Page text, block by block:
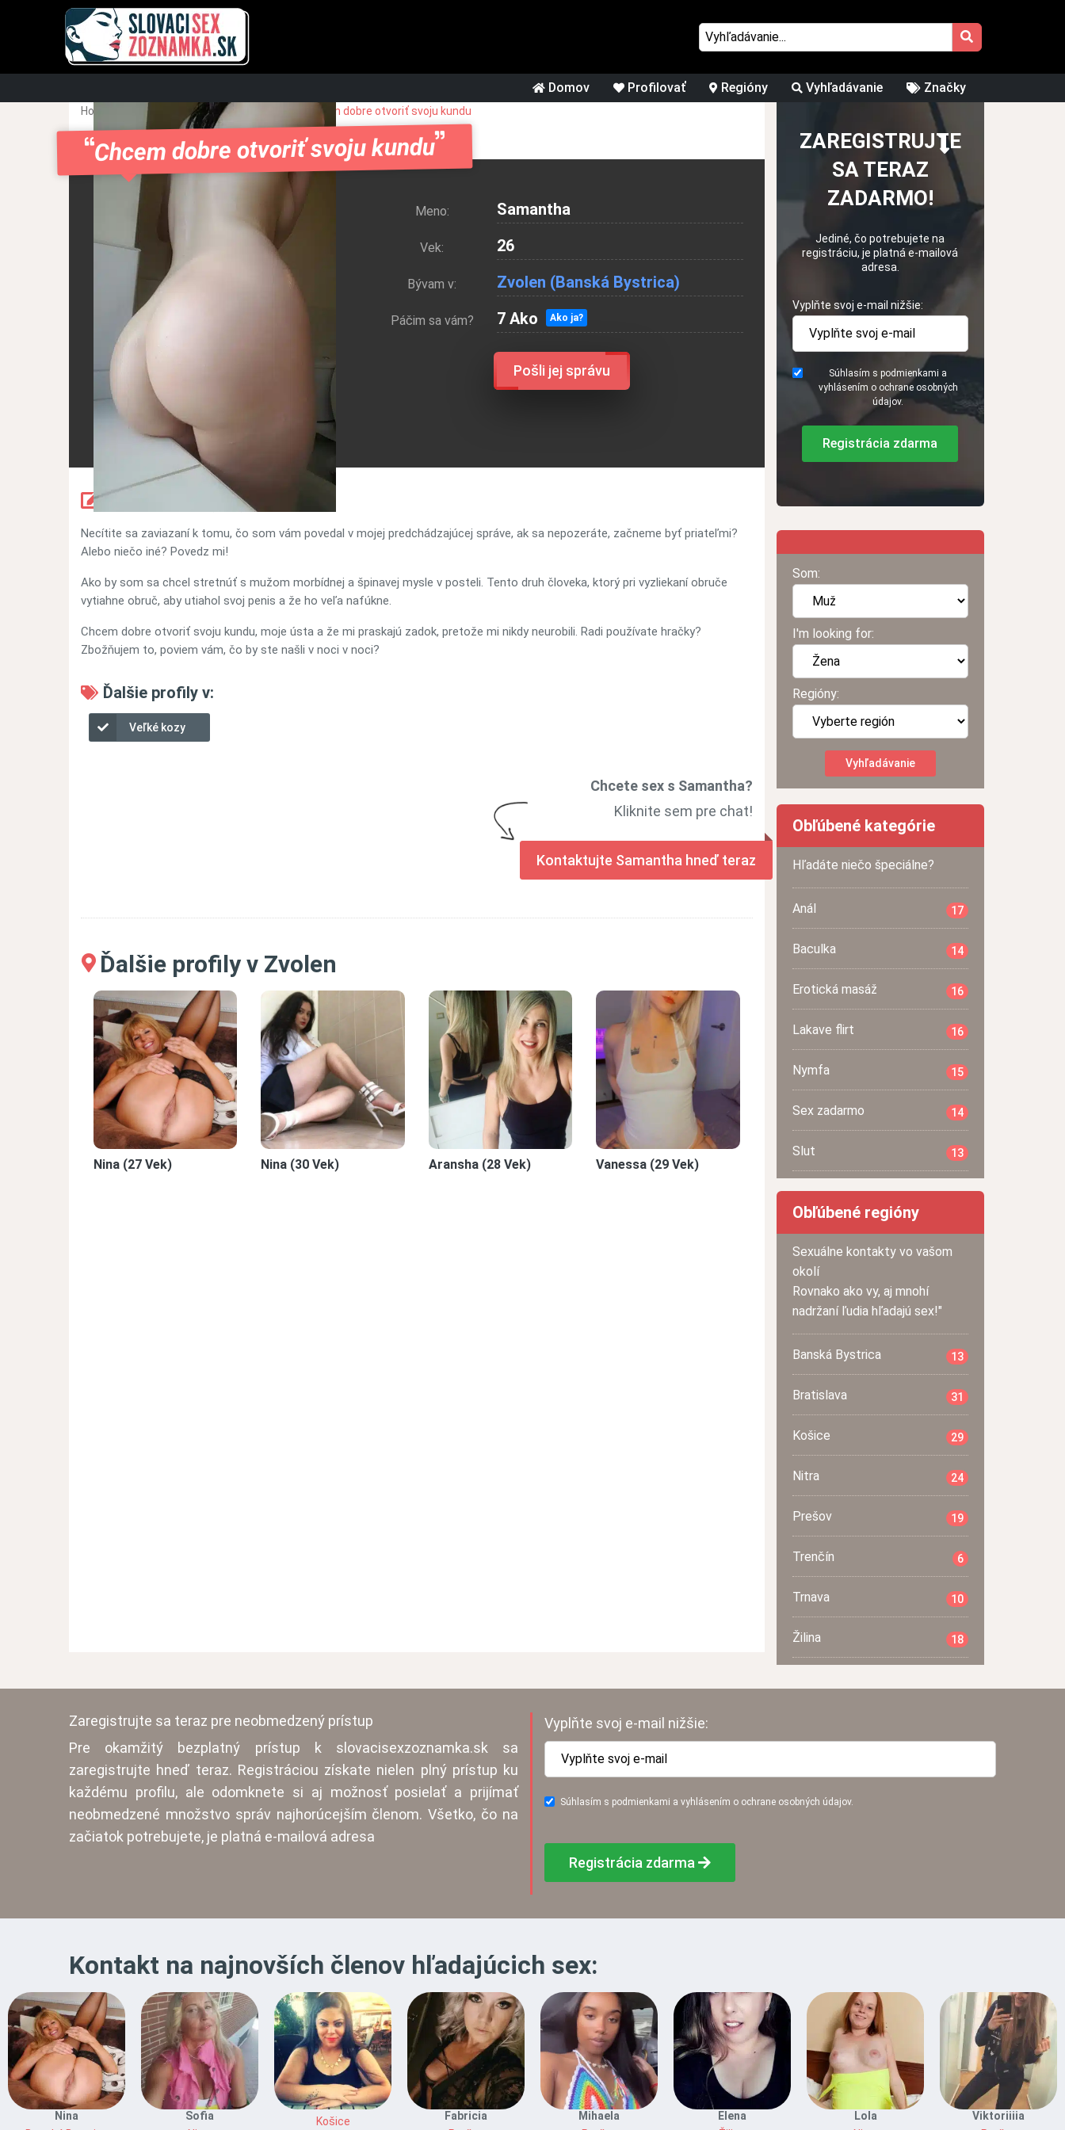
Domov Profilovať Regióny Vyhľadávanie Značky
Home Banská Bystrica Chcem dobre otvoriť svoju kundu
Chcem dobre otvoriť svoju kundu
Meno: Samantha
Vek: 26
Bývam v: Zvolen (Banská Bystrica)
Páčim sa vám? 7 Ako Ako ja?
Pošli jej správu
Samantha(26) Píše:
Necítite sa zaviazaní k tomu, čo som vám povedal v mojej predchádzajúcej správe, ak sa nepozeráte, začneme byť priateľmi?
Alebo niečo iné? Povedz mi!
Ako by som sa chcel stretnúť s mužom morbídnej a špinavej mysle v posteli. Tento druh človeka, ktorý pri vyzliekaní obruče
vytiahne obruč, aby utiahol svoj penis a že ho veľa nafúkne.
Chcem dobre otvoriť svoju kundu, moje ústa a že mi praskajú zadok, pretože mi nikdy neurobili. Radi používate hračky?
Zbožňujem to, poviem vám, čo by ste našli v noci v noci?
Ďalšie profily v:
Veľké kozy
Chcete sex s Samantha?
Kliknite sem pre chat!
Kontaktujte Samantha hneď teraz
Ďalšie profily v Zvolen
Nina (27 Vek) Nina (30 Vek) Aransha (28 Vek) Vanessa (29 Vek)
ZAREGISTRUJTE
SA TERAZ
ZADARMO!
Jediné, čo potrebujete na
registráciu, je platná e-mailová
adresa.
Vyplňte svoj e-mail nižšie:
Súhlasím s podmienkami a
vyhlásením o ochrane osobných
údajov.
Registrácia zdarma
Som:
I'm looking for:
Regióny:
Obľúbené kategórie
Hľadáte niečo špeciálne?
Anál 17
Baculka 14
Erotická masáž 16
Lakave flirt 16
Nymfa 15
Sex zadarmo 14
Slut 13
Obľúbené regióny
Sexuálne kontakty vo vašom
okolí
Rovnako ako vy, aj mnohí
nadržaní ľudia hľadajú sex!"
Banská Bystrica 13
Bratislava 31
Košice 29
Nitra 24
Prešov 19
Trenčín 6
Trnava 10
Žilina 18
Zaregistrujte sa teraz pre neobmedzený prístup
Pre okamžitý bezplatný prístup k slovacisexzoznamka.sk sa
zaregistrujte hneď teraz. Registráciou získate nielen plný prístup ku
každému profilu, ale odomknete si aj možnosť posielať a prijímať
neobmedzené množstvo správ najhorúcejším členom. Všetko, čo na
začiatok potrebujete, je platná e-mailová adresa
Vyplňte svoj e-mail nižšie:
Súhlasím s podmienkami a vyhlásením o ochrane osobných údajov.
Registrácia zdarma
Kontakt na najnovších členov hľadajúcich sex:
Nina
Sofia
Košice
Fabricia
Mihaela
Elena
Lola
Viktoriiiia